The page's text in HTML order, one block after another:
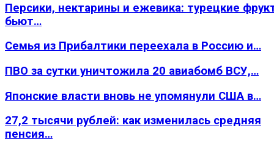
Персики, нектарины и ежевика: турецкие
бьют…
Семья из Прибалтики переехала в Россию и…
ПВО за сутки уничтожила 20 авиабомб ВСУ,…
Японские власти вновь не упомянули США в…
27,2 тысячи рублей: как изменилась средняя
пенсия…